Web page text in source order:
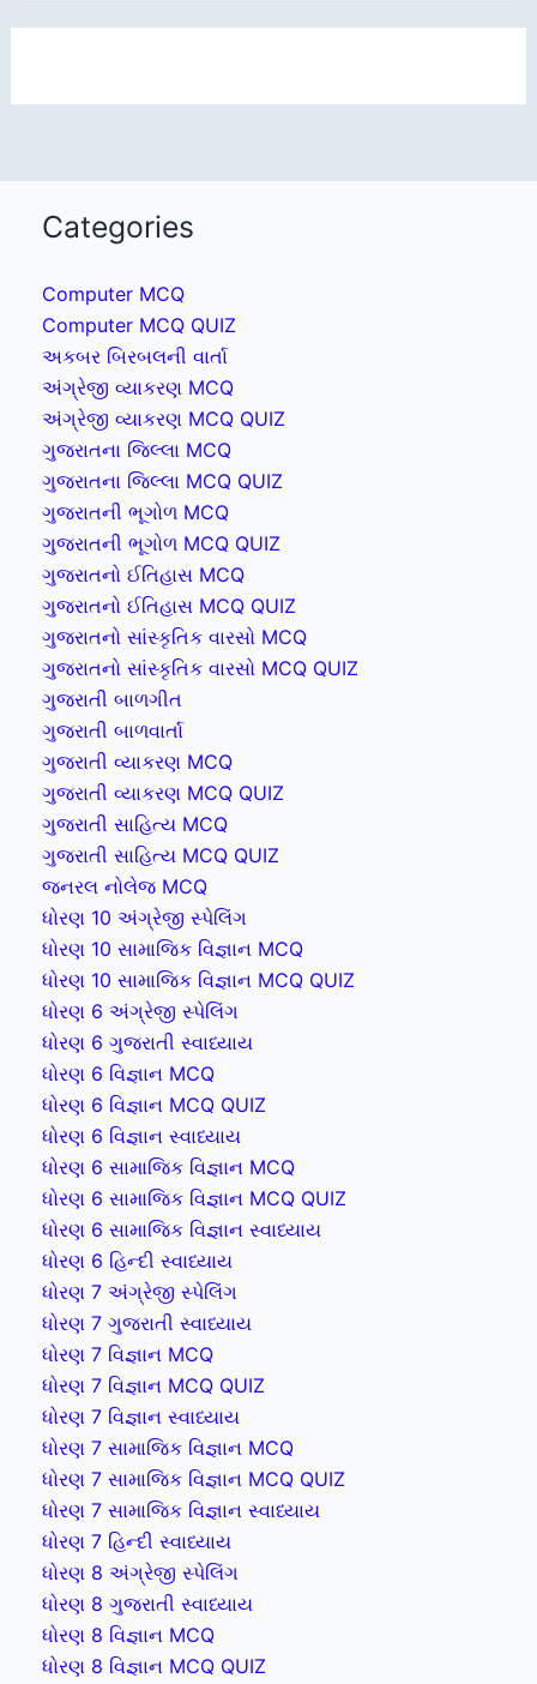
Categories
Computer MCQ
Computer MCQ QUIZ
અકબર બિરબલની વાર્તા
અંગ્રેજી વ્યાકરણ MCQ
અંગ્રેજી વ્યાકરણ MCQ QUIZ
ગુજરાતના જિલ્લા MCQ
ગુજરાતના જિલ્લા MCQ QUIZ
ગુજરાતની ભૂગોળ MCQ
ગુજરાતની ભૂગોળ MCQ QUIZ
ગુજરાતનો ઈતિહાસ MCQ
ગુજરાતનો ઈતિહાસ MCQ QUIZ
ગુજરાતનો સાંસ્કૃતિક વારસો MCQ
ગુજરાતનો સાંસ્કૃતિક વારસો MCQ QUIZ
ગુજરાતી બાળગીત
ગુજરાતી બાળવાર્તા
ગુજરાતી વ્યાકરણ MCQ
ગુજરાતી વ્યાકરણ MCQ QUIZ
ગુજરાતી સાહિત્ય MCQ
ગુજરાતી સાહિત્ય MCQ QUIZ
જનરલ નોલેજ MCQ
ધોરણ 10 અંગ્રેજી સ્પેલિંગ
ધોરણ 10 સામાજિક વિજ્ઞાન MCQ
ધોરણ 10 સામાજિક વિજ્ઞાન MCQ QUIZ
ધોરણ 6 અંગ્રેજી સ્પેલિંગ
ધોરણ 6 ગુજરાતી સ્વાધ્યાય
ધોરણ 6 વિજ્ઞાન MCQ
ધોરણ 6 વિજ્ઞાન MCQ QUIZ
ધોરણ 6 વિજ્ઞાન સ્વાધ્યાય
ધોરણ 6 સામાજિક વિજ્ઞાન MCQ
ધોરણ 6 સામાજિક વિજ્ઞાન MCQ QUIZ
ધોરણ 6 સામાજિક વિજ્ઞાન સ્વાધ્યાય
ધોરણ 6 હિન્દી સ્વાધ્યાય
ધોરણ 7 અંગ્રેજી સ્પેલિંગ
ધોરણ 7 ગુજરાતી સ્વાધ્યાય
ધોરણ 7 વિજ્ઞાન MCQ
ધોરણ 7 વિજ્ઞાન MCQ QUIZ
ધોરણ 7 વિજ્ઞાન સ્વાધ્યાય
ધોરણ 7 સામાજિક વિજ્ઞાન MCQ
ધોરણ 7 સામાજિક વિજ્ઞાન MCQ QUIZ
ધોરણ 7 સામાજિક વિજ્ઞાન સ્વાધ્યાય
ધોરણ 7 હિન્દી સ્વાધ્યાય
ધોરણ 8 અંગ્રેજી સ્પેલિંગ
ધોરણ 8 ગુજરાતી સ્વાધ્યાય
ધોરણ 8 વિજ્ઞાન MCQ
ધોરણ 8 વિજ્ઞાન MCQ QUIZ